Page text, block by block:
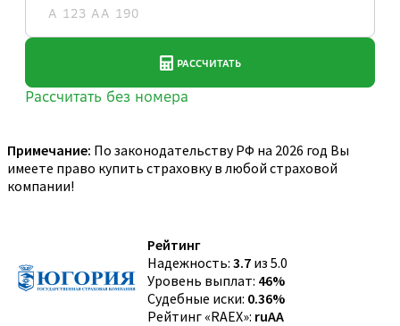
Примечание: По законодательству РФ на 2026 год Вы
имеете право купить страховку в любой страховой
компании!
Рейтинг
Надежность: 3.7 из 5.0
Уровень выплат: 46%
Судебные иски: 0.36%
Рейтинг «RAEX»: ruAA